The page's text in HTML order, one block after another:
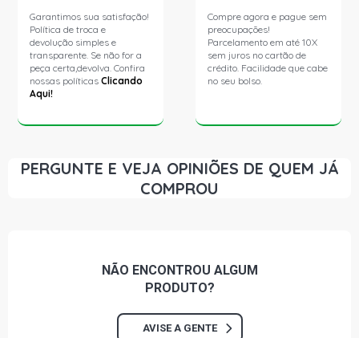
Garantimos sua satisfação!
Política de troca e
devolução simples e
transparente. Se não for a
peça certa,devolva. Confira
nossas políticasClicando
Aqui!
Compre agora e pague sem
preocupações!
Parcelamento em até 10X
sem juros no cartão de
crédito. Facilidade que cabe
no seu bolso.
PERGUNTE E VEJA OPINIÕES DE QUEM JÁ
COMPROU
NÃO ENCONTROU ALGUM
PRODUTO?
AVISE A GENTE